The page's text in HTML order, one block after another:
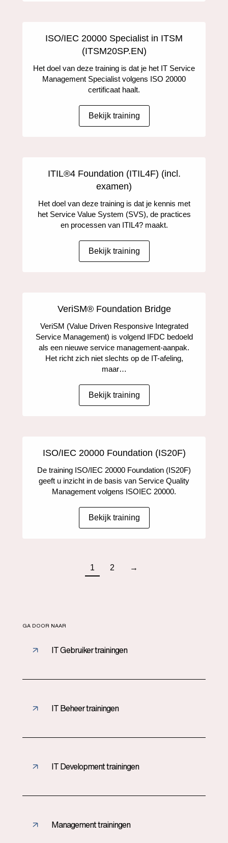
ISO/IEC 20000 Specialist in ITSM
(ITSM20SP.EN)
Het doel van deze training is dat je het IT Service
Management Specialist volgens ISO 20000
certificaat haalt.
Bekijk training
ITIL®4 Foundation (ITIL4F) (incl.
examen)
Het doel van deze training is dat je kennis met
het Service Value System (SVS), de practices
en processen van ITIL4? maakt.
Bekijk training
VeriSM® Foundation Bridge
VeriSM (Value Driven Responsive Integrated
Service Management) is volgend IFDC bedoeld
als een nieuwe service management-aanpak.
Het richt zich niet slechts op de IT-afeling,
maar…
Bekijk training
ISO/IEC 20000 Foundation (IS20F)
De training ISO/IEC 20000 Foundation (IS20F)
geeft u inzicht in de basis van Service Quality
Management volgens ISOIEC 20000.
Bekijk training
1 2 →
GA DOOR NAAR
IT Gebruiker trainingen
IT Beheer trainingen
IT Development trainingen
Management trainingen